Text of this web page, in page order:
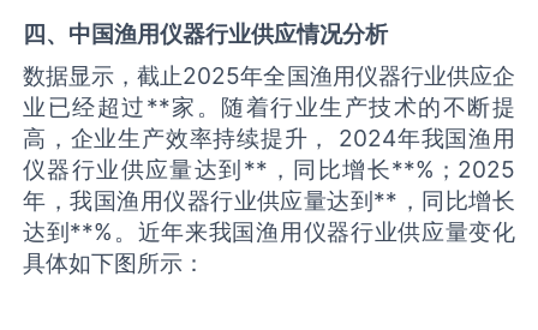
四、中国渔用仪器行业供应情况分析
数据显示，截止2025年全国渔用仪器行业供应企
业已经超过**家。随着行业生产技术的不断提
高，企业生产效率持续提升， 2024年我国渔用
仪器行业供应量达到**，同比增长**%；2025
年，我国渔用仪器行业供应量达到**，同比增长
达到**%。近年来我国渔用仪器行业供应量变化
具体如下图所示：